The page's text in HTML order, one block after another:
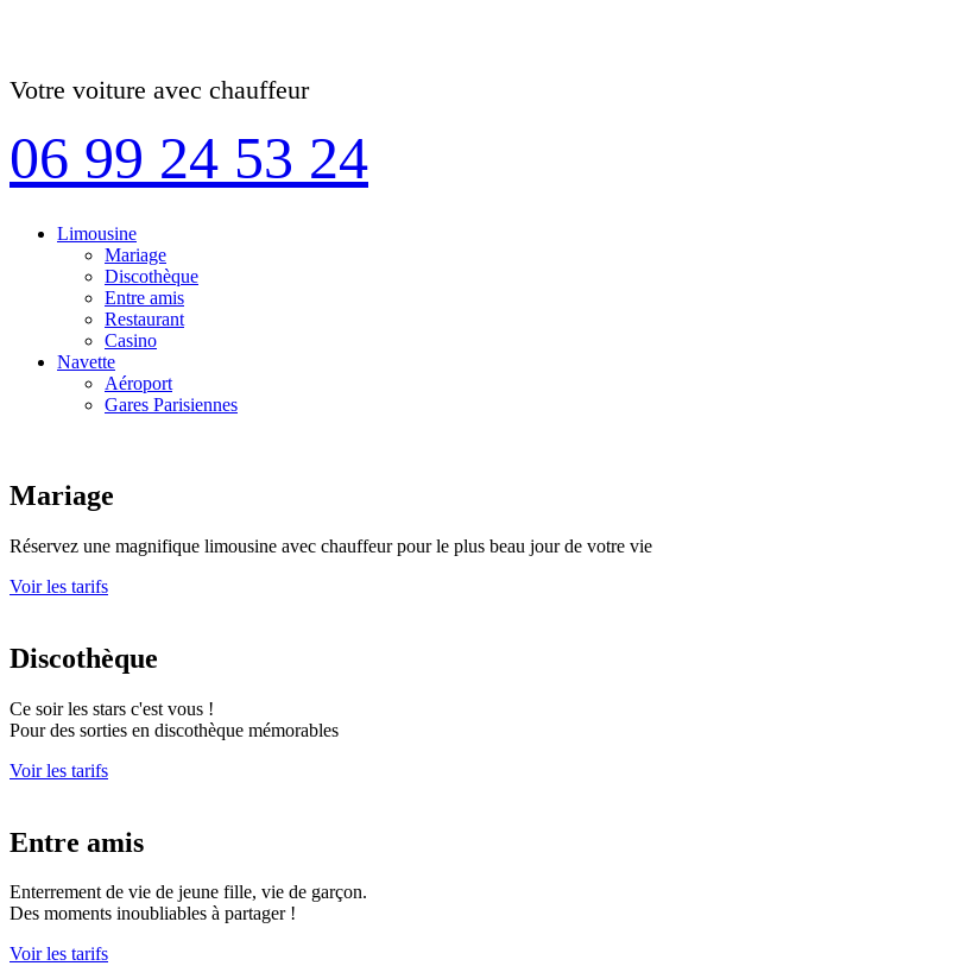
Votre voiture avec chauffeur
06 99 24 53 24
Limousine
Mariage
Discothèque
Entre amis
Restaurant
Casino
Navette
Aéroport
Gares Parisiennes
Mariage
Réservez une magnifique limousine avec chauffeur pour le plus beau jour de votre vie
Voir les tarifs
Discothèque
Ce soir les stars c'est vous !
Pour des sorties en discothèque mémorables
Voir les tarifs
Entre amis
Enterrement de vie de jeune fille, vie de garçon.
Des moments inoubliables à partager !
Voir les tarifs